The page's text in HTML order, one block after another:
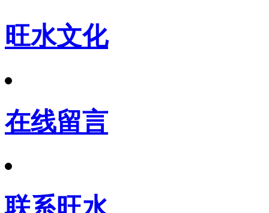
旺水文化
在线留言
联系旺水